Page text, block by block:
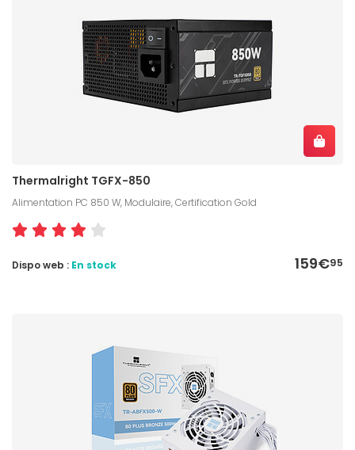
Thermalright TGFX-850
Alimentation PC 850 W, Modulaire, Certification Gold
159€95
Dispo web : En stock